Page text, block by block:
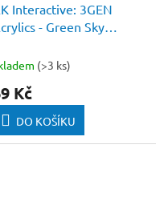
Interactive: 3GEN
- Green Sky
(>3 ks)
Kč
DO KOŠÍKU